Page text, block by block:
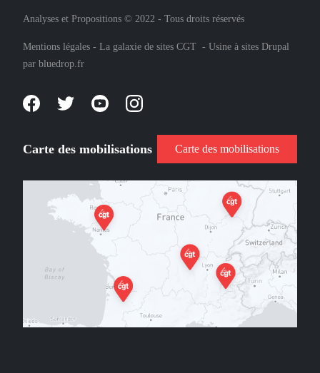
Analyses et Propositions © 2022 - Tous droits réservés
Mentions légales - La galaxie de sites CGT - Usine à sites Drupal
par bluedrop.fr
Carte des mobilisations Carte des mobilisations